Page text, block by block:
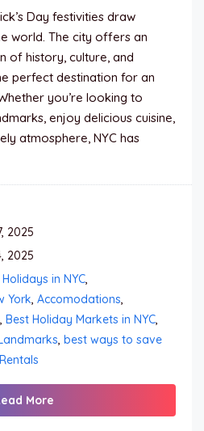
Day festivities draw
world. The city offers an
of history, culture, and
perfect destination for an
you’re looking to
enjoy delicious cuisine,
atmosphere, NYC has
2025
2025
in NYC,
York, Accomodations,
, Best Holiday Markets in NYC,
, best ways to save
More